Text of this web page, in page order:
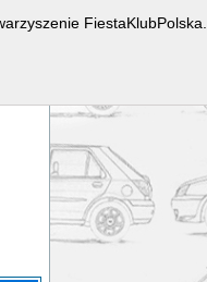
FiestaKlubPolska.